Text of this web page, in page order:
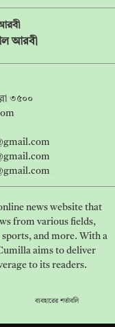
আরবী
৩৫০০
news website that
from various fields,
and more. With a
aims to deliver
to its readers.
ব্যবহারের শর্তাবলি